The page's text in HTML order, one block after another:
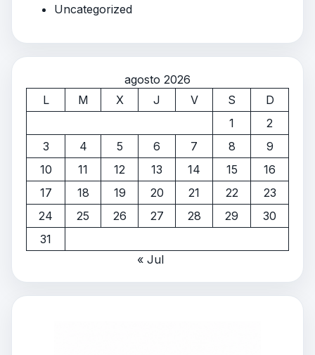
Uncategorized
agosto 2026
L
M X J V S
D
1
2
3
4 5 6 7 8
9
10
11 12 13 14 15
16
17
18 19 20 21 22
23
24
25 26 27 28 29
30
31
« Jul